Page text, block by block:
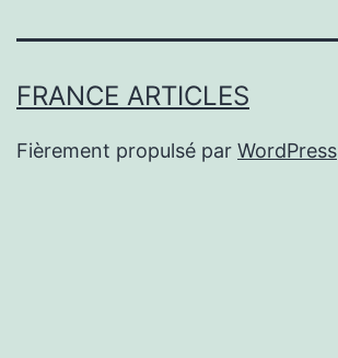
FRANCE ARTICLES
Fièrement propulsé par WordPress